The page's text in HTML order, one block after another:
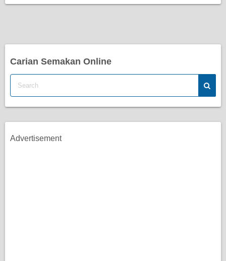
Carian Semakan Online
Advertisement